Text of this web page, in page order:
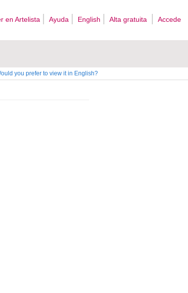
en Artelista Ayuda English Alta gratuita Accede
you prefer to view it in English?